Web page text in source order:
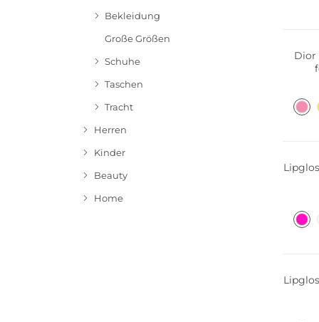
Bekleidung
Große Größen
Schuhe
Taschen
Tracht
Herren
Kinder
Beauty
Home
Dior